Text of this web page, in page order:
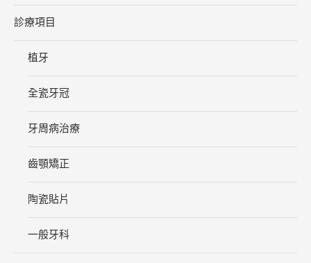
診療項目
植牙
全瓷牙冠
牙周病治療
齒顎矯正
陶瓷貼片
一般牙科